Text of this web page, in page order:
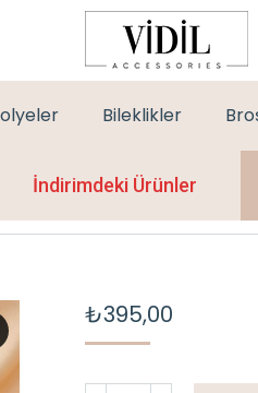
Bileklikler
İndirimdeki Ürünler
₺395,00